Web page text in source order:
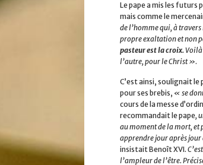
Le pape a mis les futurs
mais comme le
de l’homme qui, à
propre exaltation et non
pasteur est la croix.Voilà
l’autre, pour le Christ ».
C’est ainsi, soulignait le
pour ses brebis, « se
cours de la messe
recommandait le pape,
au moment de la mort, et
apprendre jour après jour
insistait Benoît XVI.
l’ampleur de l’être.